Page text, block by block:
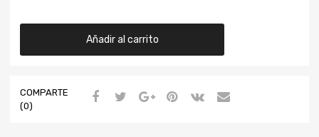
Añadir al carrito
COMPARTE
(0)